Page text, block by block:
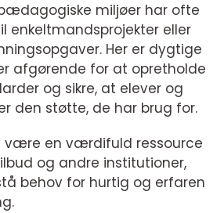
miljøer har ofte
enkeltmandsprojekter eller
Her er dygtige
afgørende for at opretholde
og sikre, at elever og
den støtte, de har brug for.
være en værdifuld ressource
og andre institutioner,
behov for hurtig og erfaren